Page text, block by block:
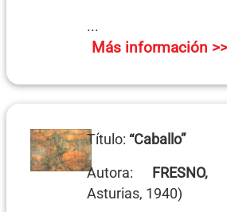
...
Más información >>
Título: “Caballo”
Autora: FRESNO,
Asturias, 1940)